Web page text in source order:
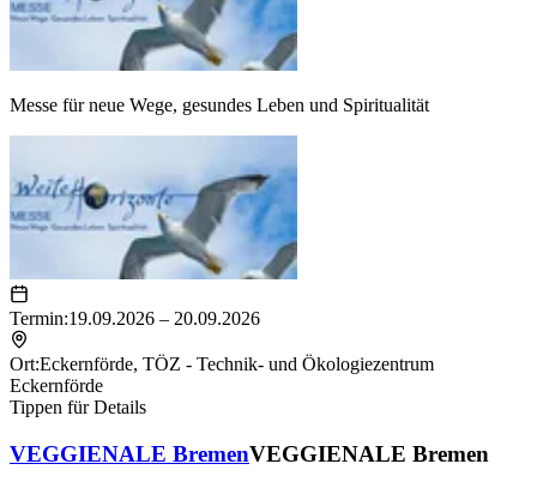
Messe für neue Wege, gesundes Leben und Spiritualität
Termin:19.09.2026 – 20.09.2026
Ort:Eckernförde, TÖZ - Technik- und Ökologiezentrum
Eckernförde
Tippen für Details
VEGGIENALE BremenVEGGIENALE Bremen